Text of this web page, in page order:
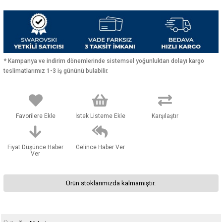
* Kampanya ve indirim dönemlerinde sistemsel yoğunluktan dolayı kargo
teslimatlarımız 1-3 iş gününü bulabilir.
Favorilere Ekle İstek Listeme Ekle Karşılaştır
Fiyat Düşünce Haber
Ver
Gelince Haber Ver
Ürün stoklarımızda kalmamıştır.